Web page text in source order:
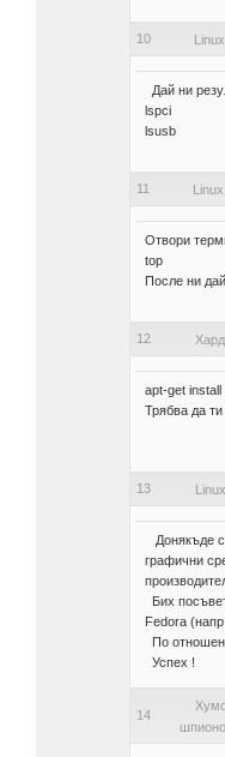
10
Дай ни
lspci
lsusb
11
Отвори
top
После ни
12
apt-get install
Трябва да
13
Донякъде
графични
Бих
Fedora
По
Успех !
14